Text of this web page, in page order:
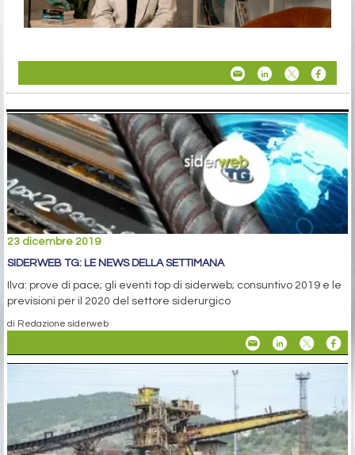
23 dicembre 2019
SIDERWEB TG: LE NEWS DELLA SETTIMANA
Ilva: prove di pace; gli eventi top di siderweb; consuntivo 2019 e le
previsioni per il 2020 del settore siderurgico
di Redazione siderweb